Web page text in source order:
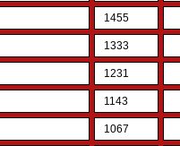
1455
1333
1231
1143
1067